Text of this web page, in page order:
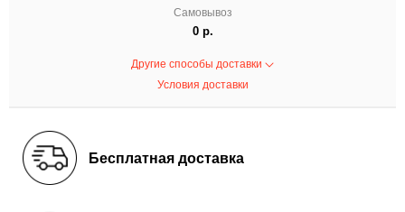
Самовывоз
0 р.
Другие способы доставки
Условия доставки
Бесплатная доставка